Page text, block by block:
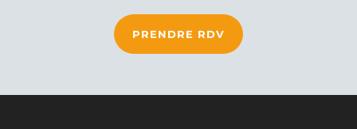
PRENDRE RDV